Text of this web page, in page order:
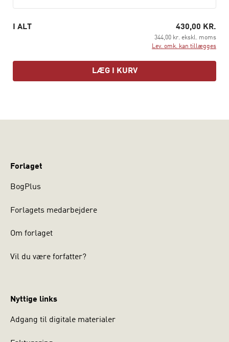
I ALT 430,00 KR.
344,00 kr. ekskl. moms
Lev. omk. kan tillægges
LÆG I KURV
Forlaget
BogPlus
Forlagets medarbejdere
Om forlaget
Vil du være forfatter?
Nyttige links
Adgang til digitale materialer